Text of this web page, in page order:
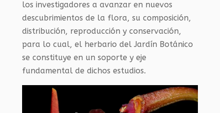
los investigadores a avanzar en nuevos
descubrimientos de la flora, su composición,
distribución, reproducción y conservación,
para lo cual, el herbario del Jardín Botánico
se constituye en un soporte y eje
fundamental de dichos estudios.